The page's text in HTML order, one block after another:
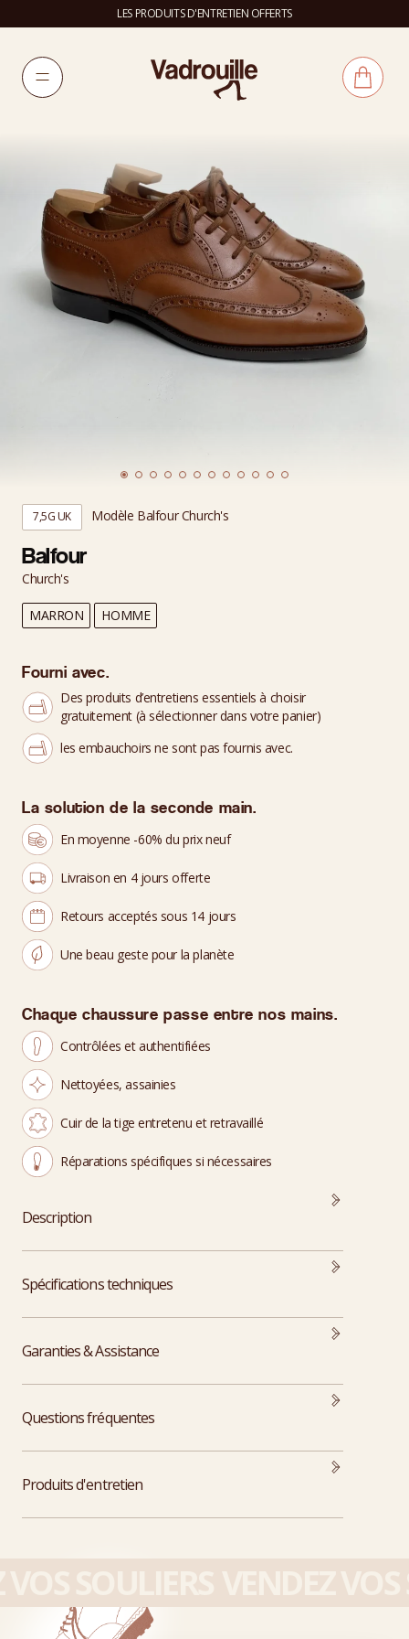
LES PRODUITS D'ENTRETIEN OFFERTS
7,5G UK Modèle Balfour Church's
Balfour
Church's
MARRON HOMME
Fourni avec.
Des produits d’entretiens essentiels à choisir
gratuitement (à sélectionner dans votre panier)
les embauchoirs ne sont pas fournis avec.
La solution de la seconde main.
En moyenne -60% du prix neuf
Livraison en 4 jours offerte
Retours acceptés sous 14 jours
Une beau geste pour la planète
Chaque chaussure passe entre nos mains.
Contrôlées et authentifiées
Nettoyées, assainies
Cuir de la tige entretenu et retravaillé
Réparations spécifiques si nécessaires
Description
Spécifications techniques
Garanties & Assistance
Questions fréquentes
Produits d'entretien